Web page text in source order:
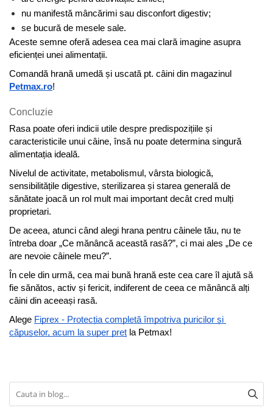
nu manifestă mâncărimi sau disconfort digestiv;
se bucură de mesele sale.
Aceste semne oferă adesea cea mai clară imagine asupra
eficienței unei alimentații.
Petmax.ro!
Concluzie
Rasa poate oferi indicii utile despre predispozițiile și
caracteristicile unui câine, însă nu poate determina singură
alimentația ideală.
Nivelul de activitate, metabolismul, vârsta biologică,
sensibilitățile digestive, sterilizarea și starea generală de
sănătate joacă un rol mult mai important decât cred mulți
proprietari.
De aceea, atunci când alegi hrana pentru câinele tău, nu te
întreba doar „Ce mănâncă această rasă?”, ci mai ales „De ce
are nevoie câinele meu?”.
În cele din urmă, cea mai bună hrană este cea care îl ajută să
fie sănătos, activ și fericit, indiferent de ceea ce mănâncă alți
câini din aceeași rasă.
Alege Fiprex - Protecția completă împotriva puricilor și
căpușelor, acum la super preț la Petmax!